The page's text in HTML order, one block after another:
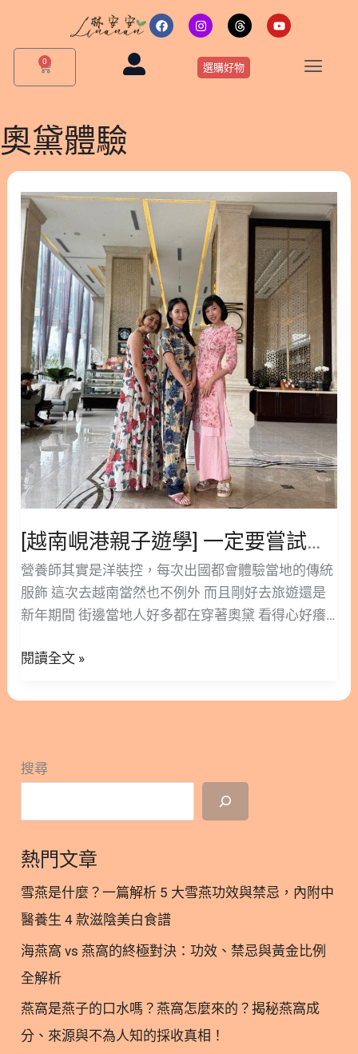
F
a
c
I
n
s
t
a
g
T
h
r
e
a
d
Y
o
u
0
購
物
籃
選購好物
奧黛體驗
[越南峴港親子遊學] 一定要嘗試的越南傳統服飾奧黛
營養師其實是洋裝控，每次出國都會體驗當地的傳統
服飾 這次去越南當然也不例外 而且剛好去旅遊還是
新年期間 街邊當地人好多都在穿著奧黛 看得心好癢
邊開衩搭配褲子 有旗袍的優雅 又有彈性 不會緊身難
拿 所以直接買了回台灣也有機會穿 這次去Han
淡紫色蕾絲款一件深藍色緞面 各自有其韻味 營養師
個人喜歡緞面款質地軟很舒服 拍照起來非常吸睛 兩
件布料加裁縫1100,000vnd(大約台幣1415元） 有機
LGO遊學特別優惠詳情請加入ID: cowisdomtw❤️❤️
眾智國際 延伸閱讀 >> [越南峴港親子遊學] 遊學地點
Meliá 飯店(住宿篇) >> [越南峴港親子遊學]
St.Nicholas School 國際學校＆Yarra Int’l
Kindergarten(學校篇) #安安營養師#營養師安安#越
南奧黛#奧黛 加入追蹤林安安營養師粉絲團，用營養
蘊育健康! 關於作者 關於作者 林安安營養師 營養師、
南
峴
港
親
子
遊
學]
一
定
要
嘗
試
的
越
傳
統
服
飾
黛
閱讀全文 »
搜尋
熱門文章
雪燕是什麼？一篇解析 5 大雪燕功效與禁忌，內附中
醫養生 4 款滋陰美白食譜
海燕窩 vs 燕窩的終極對決：功效、禁忌與黃金比例
全解析
燕窩是燕子的口水嗎？燕窩怎麼來的？揭秘燕窩成
分、來源與不為人知的採收真相！